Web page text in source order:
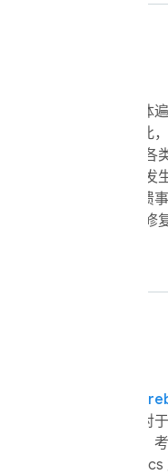
产品众多并且受众群体
Gameloft 的成败。 因此
排查 其所有游戏中的
， 特别是玩家设备上
Radulescu 表示。崩溃
难 得到及时的跟踪和修
汇总崩溃情况并凸显对
定首先要修复的问题，
尤其有用。